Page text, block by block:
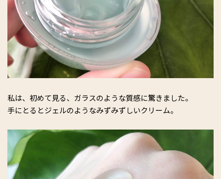
私は、初めて見る、ガラスのような質感に驚きました。
手にとるとジェルのようなみずみずしいクリーム。